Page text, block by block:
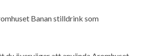
Banan stilldrink som